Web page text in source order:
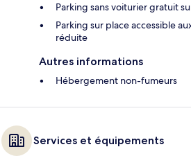
Parking sans voiturier gratuit
Parking sur place accessible
réduite
Autres informations
Hébergement non-fumeurs
Services et équipements